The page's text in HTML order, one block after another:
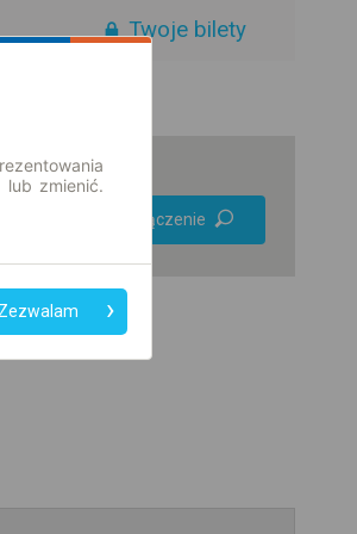
Twoje bilety
Znajdź połączenie
lub zmienić.
Zezwalam